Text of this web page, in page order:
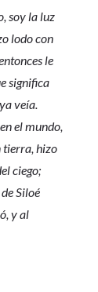
soy la luz
lodo con
le
significa
veía.
el mundo,
tierra, hizo
ciego;
Siloé
y al